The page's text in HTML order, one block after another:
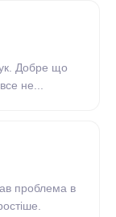
Добре що
не...
проблема в